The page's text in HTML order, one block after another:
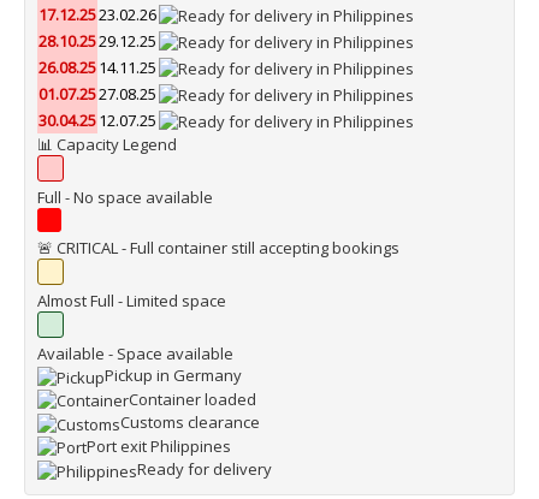
17.12.2523.02.26
28.10.2529.12.25
26.08.2514.11.25
01.07.2527.08.25
30.04.2512.07.25
📊 Capacity Legend
Full - No space available
🚨 CRITICAL - Full container still accepting bookings
Almost Full - Limited space
Available - Space available
Pickup in Germany
Container loaded
Customs clearance
Port exit Philippines
Ready for delivery